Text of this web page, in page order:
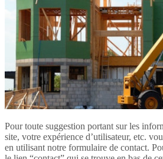
Pour toute suggestion portant sur les
site, votre expérience d’utilisateur, etc.
en utilisant notre formulaire de contact.